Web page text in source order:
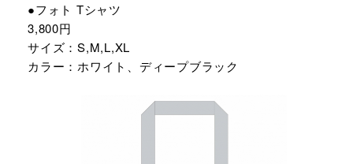
●フォト Tシャツ
3,800円
サイズ：S,M,L,XL
カラー：ホワイト、ディープブラック